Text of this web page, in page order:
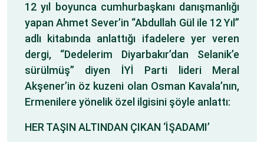
12 yıl boyunca cumhurbaşkanı danışmanlığı
yapan Ahmet Sever’in “Abdullah Gül ile 12 Yıl”
adlı kitabında anlattığı ifadelere yer veren
dergi, “Dedelerim Diyarbakır’dan Selanik’e
sürülmüş” diyen İYİ Parti lideri Meral
Akşener’in öz kuzeni olan Osman Kavala’nın,
Ermenilere yönelik özel ilgisini şöyle anlattı:
HER TAŞIN ALTINDAN ÇIKAN ‘İŞADAMI’